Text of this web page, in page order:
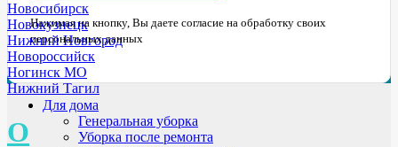
Новосибирск
Новокузнецк
Нижний Новгород
Новороссийск
Ногинск МО
Нижний Тагил
О
Нажимая на кнопку, Вы даете согласие на обработку своих
персональных данных
Для дома
Генеральная уборка
Уборка после ремонта